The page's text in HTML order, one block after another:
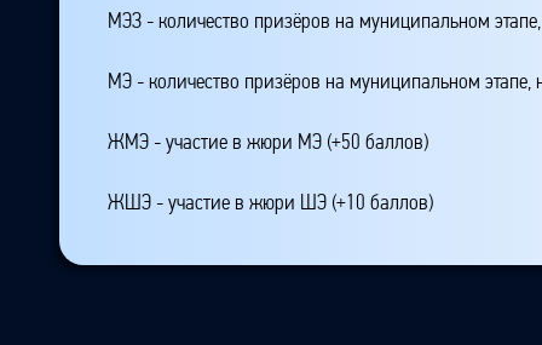
МЭЗ - количество призёров на муниципальном
МЭ - количество призёров на муниципальном
ЖМЭ - участие в жюри МЭ (+50 баллов)
ЖШЭ - участие в жюри ШЭ (+10 баллов)